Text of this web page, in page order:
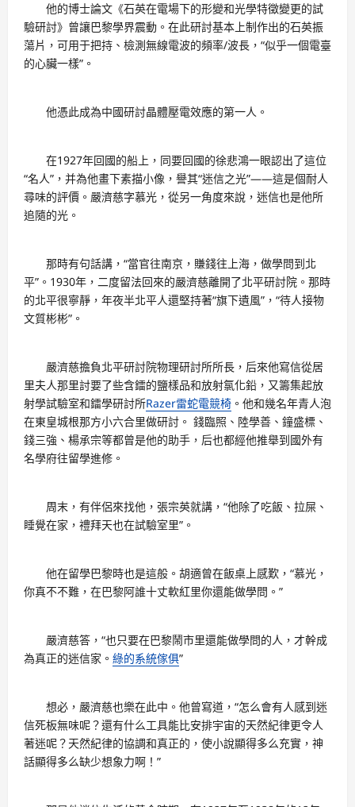
他的博士論文《石英在電場下的形變和光學特徵變更的試
驗研討》曾讓巴黎學界震動。在此研討基本上制作出的石英振
蕩片，可用于把持、檢測無線電波的頻率/波長，“似乎一個電臺
的心臟一樣”。
他憑此成為中國研討晶體壓電效應的第一人。
在1927年回國的船上，同要回國的徐悲鴻一眼認出了這位
“名人”，并為他畫下素描小像，譽其“迷信之光”——這是個耐人
尋味的評價。嚴濟慈字慕光，從另一角度來說，迷信也是他所
追隨的光。
那時有句話講，“當官往南京，賺錢往上海，做學問到北
平”。1930年，二度留法回來的嚴濟慈離開了北平研討院。那時
的北平很寧靜，年夜半北平人還堅持著“旗下遺風”，“待人接物
文質彬彬”。
嚴濟慈擔負北平研討院物理研討所所長，后來他寫信從居
里夫人那里討要了些含鐳的鹽樣品和放射氯化鉛，又籌集起放
射學試驗室和鐳學研討所Razer雷蛇電競椅 。他和幾名年青人泡
在東皇城根那方小六合里做研討。 錢臨照、陸學善、鐘盛標、
錢三強、楊承宗等都曾是他的助手，后也都經他推舉到國外有
名學府往留學進修。
周末，有伴侶來找他，張宗英就講，“他除了吃飯、拉屎、
睡覺在家，禮拜天也在試驗室里”。
他在留學巴黎時也是這般。胡適曾在飯桌上感歎，“慕光，
你真不不難，在巴黎阿誰十丈軟紅里你還能做學問。”
嚴濟慈答，“也只要在巴黎鬧市里還能做學問的人，才幹成
為真正的迷信家。 綠的系統傢俱”
想必，嚴濟慈也樂在此中。他曾寫道，“怎么會有人感到迷
信死板無味呢？還有什么工具能比安排宇宙的天然紀律更令人
著迷呢？天然紀律的協調和真正的，使小說顯得多么充實，神
話顯得多么缺少想象力啊！”